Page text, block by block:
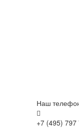
Наш
+7 (495) 797